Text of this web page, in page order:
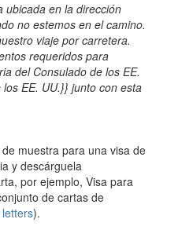
ubicada en la dirección
no estemos en el camino.
viaje por carretera.
requeridos para
del Consulado de los EE.
EE. UU.}} junto con esta
muestra para una visa de
y descárguela
por ejemplo, Visa para
de cartas de
).